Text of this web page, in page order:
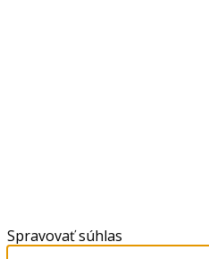
Spravovať súhlas